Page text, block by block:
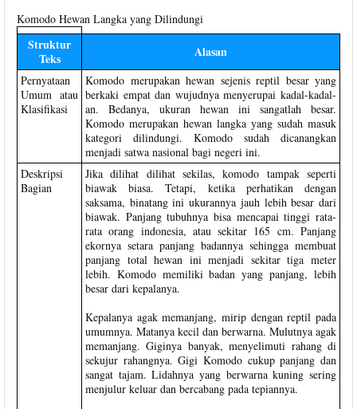
Komodo Hewan Langka yang Dilindungi
Struktur
Teks
Alasan
Pernyataan
Umum atau
Klasifikasi
Komodo merupakan hewan sejenis reptil besar yang
berkaki empat dan wujudnya menyerupai kadal-kadal-
an. Bedanya, ukuran hewan ini sangatlah besar.
Komodo merupakan hewan langka yang sudah masuk
kategori dilindungi. Komodo sudah dicanangkan
menjadi satwa nasional bagi negeri ini.
Deskripsi
Bagian
Jika dilihat dilihat sekilas, komodo tampak seperti
biawak biasa. Tetapi, ketika perhatikan dengan
saksama, binatang ini ukurannya jauh lebih besar dari
biawak. Panjang tubuhnya bisa mencapai tinggi rata-
rata orang indonesia, atau sekitar 165 cm. Panjang
ekornya setara panjang badannya sehingga membuat
panjang total hewan ini menjadi sekitar tiga meter
lebih. Komodo memiliki badan yang panjang, lebih
besar dari kepalanya.
Kepalanya agak memanjang, mirip dengan reptil pada
umumnya. Matanya kecil dan berwarna. Mulutnya agak
memanjang. Giginya banyak, menyelimuti rahang di
sekujur rahangnya. Gigi Komodo cukup panjang dan
sangat tajam. Lidahnya yang berwarna kuning sering
menjulur keluar dan bercabang pada tepiannya.